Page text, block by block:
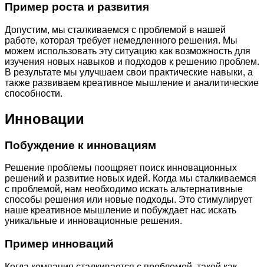
Пример роста и развития
Допустим, мы сталкиваемся с проблемой в нашей
работе, которая требует немедленного решения. Мы
можем использовать эту ситуацию как возможность для
изучения новых навыков и подходов к решению проблем.
В результате мы улучшаем свои практические навыки, а
также развиваем креативное мышление и аналитические
способности.
Инновации
Побуждение к инновациям
Решение проблемы поощряет поиск инновационных
решений и развитие новых идей. Когда мы сталкиваемся
с проблемой, нам необходимо искать альтернативные
способы решения или новые подходы. Это стимулирует
наше креативное мышление и побуждает нас искать
уникальные и инновационные решения.
Пример инноваций